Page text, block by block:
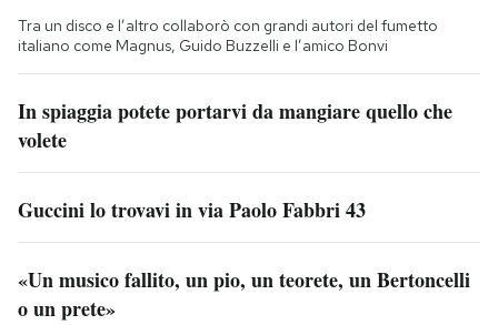
Tra un disco e l’altro collaborò con grandi autori del fumetto
italiano come Magnus, Guido Buzzelli e l’amico Bonvi
In spiaggia potete portarvi da mangiare quello che
volete
Guccini lo trovavi in via Paolo Fabbri 43
«Un musico fallito, un pio, un teorete, un Bertoncelli
o un prete»